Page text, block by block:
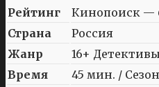
Рейтинг Кинопоиск —
Страна
Россия
Жанр
16+
Время
45 мин. /